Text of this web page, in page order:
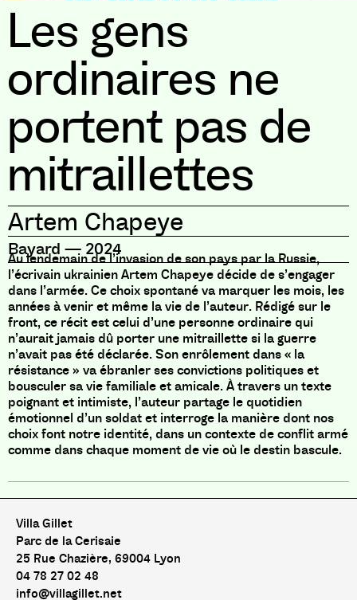
Les gens
ordinaires ne
portent pas de
mitraillettes
Artem Chapeye
Bayard — 2024
Au lendemain de l’invasion de son pays par la Russie,
l’écrivain ukrainien Artem Chapeye décide de s’engager
dans l’armée. Ce choix spontané va marquer les mois, les
années à venir et même la vie de l’auteur. Rédigé sur le
front, ce récit est celui d’une personne ordinaire qui
n’aurait jamais dû porter une mitraillette si la guerre
n’avait pas été déclarée. Son enrôlement dans « la
résistance » va ébranler ses convictions politiques et
bousculer sa vie familiale et amicale. À travers un texte
poignant et intimiste, l’auteur partage le quotidien
émotionnel d’un soldat et interroge la manière dont nos
choix font notre identité, dans un contexte de conflit armé
comme dans chaque moment de vie où le destin bascule.
Villa Gillet
Parc de la Cerisaie
25 Rue Chazière, 69004 Lyon
04 78 27 02 48
info@villagillet.net